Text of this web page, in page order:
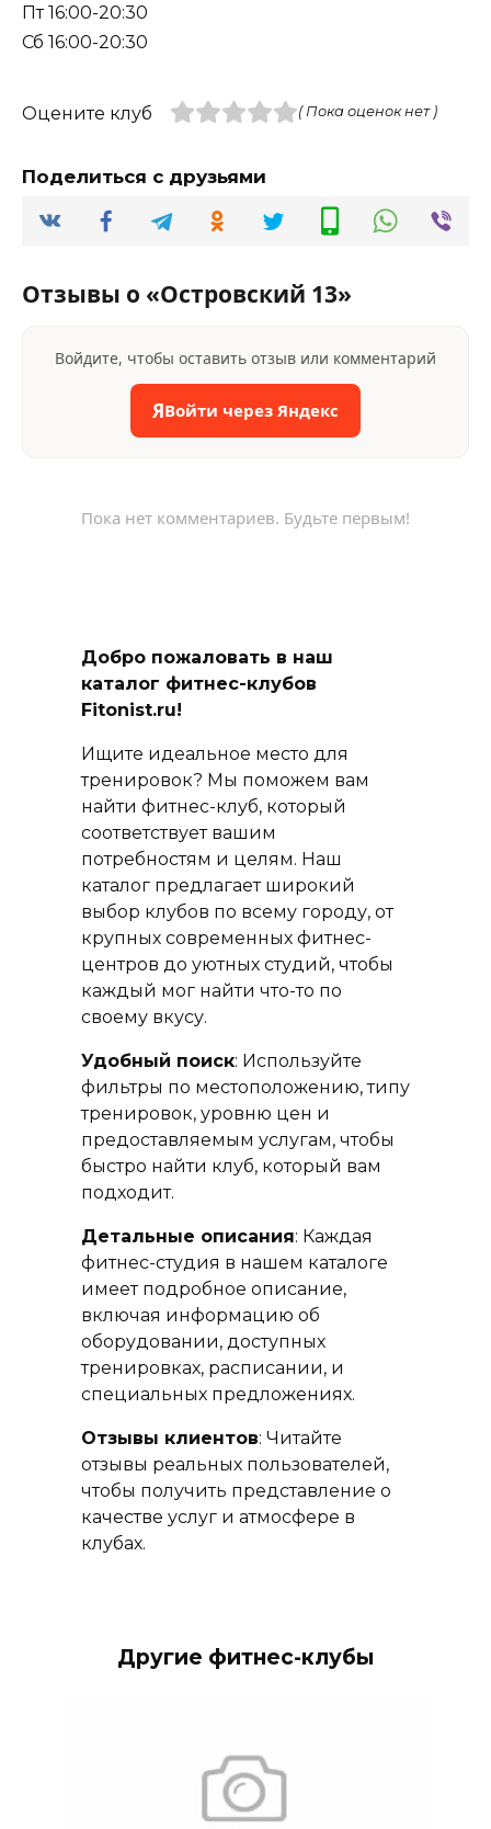
Пт 16:00-20:30
Сб 16:00-20:30
Оцените клуб ( Пока оценок нет )
Поделиться с друзьями
Отзывы о «Островский 13»
Войдите, чтобы оставить отзыв или комментарий
ЯВойти через Яндекс
Пока нет комментариев. Будьте первым!
Добро пожаловать в наш
каталог фитнес-клубов
Fitonist.ru!
Ищите идеальное место для
тренировок? Мы поможем вам
найти фитнес-клуб, который
соответствует вашим
потребностям и целям. Наш
каталог предлагает широкий
выбор клубов по всему городу, от
крупных современных фитнес-
центров до уютных студий, чтобы
каждый мог найти что-то по
своему вкусу.
Удобный поиск: Используйте
фильтры по местоположению, типу
тренировок, уровню цен и
предоставляемым услугам, чтобы
быстро найти клуб, который вам
подходит.
Детальные описания: Каждая
фитнес-студия в нашем каталоге
имеет подробное описание,
включая информацию об
оборудовании, доступных
тренировках, расписании, и
специальных предложениях.
Отзывы клиентов: Читайте
отзывы реальных пользователей,
чтобы получить представление о
качестве услуг и атмосфере в
клубах.
Другие фитнес-клубы